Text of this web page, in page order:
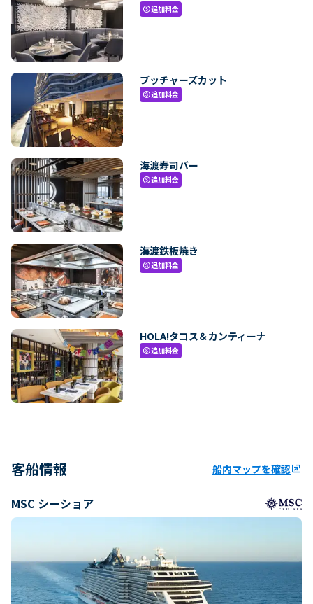
paid追加料金
ブッチャーズカット
paid追加料金
海渡寿司バー
paid追加料金
海渡鉄板焼き
paid追加料金
HOLA!タコス＆カンティーナ
paid追加料金
客船情報 船内マップを確認ungroup
MSC シーショア